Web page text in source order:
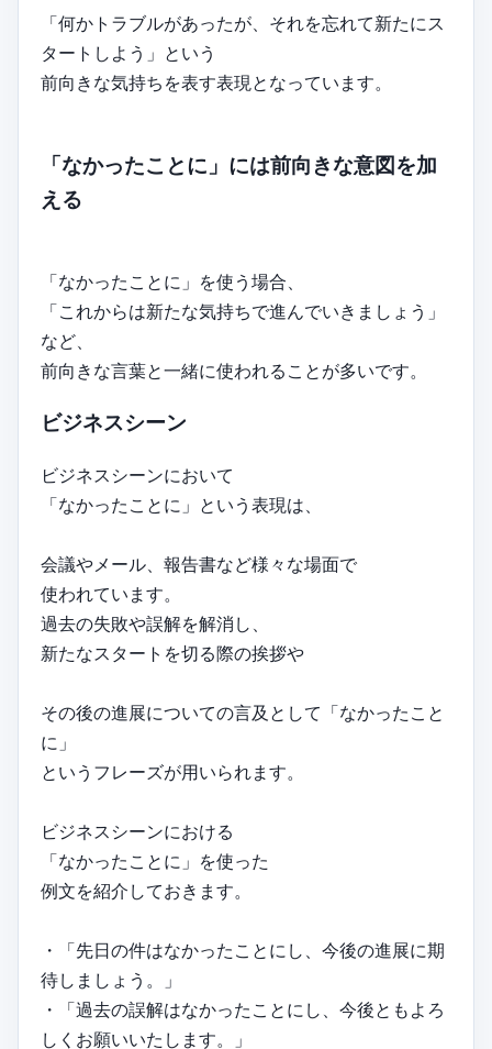
「何かトラブルがあったが、それを忘れて新たにス
タートしよう」という
前向きな気持ちを表す表現となっています。
「なかったことに」には前向きな意図を加
える
「なかったことに」を使う場合、
「これからは新たな気持ちで進んでいきましょう」
など、
前向きな言葉と一緒に使われることが多いです。
ビジネスシーン
ビジネスシーンにおいて
「なかったことに」という表現は、
会議やメール、報告書など様々な場面で
使われています。
過去の失敗や誤解を解消し、
新たなスタートを切る際の挨拶や
その後の進展についての言及として「なかったこと
に」
というフレーズが用いられます。
ビジネスシーンにおける
「なかったことに」を使った
例文を紹介しておきます。
・「先日の件はなかったことにし、今後の進展に期
待しましょう。」
・「過去の誤解はなかったことにし、今後ともよろ
しくお願いいたします。」